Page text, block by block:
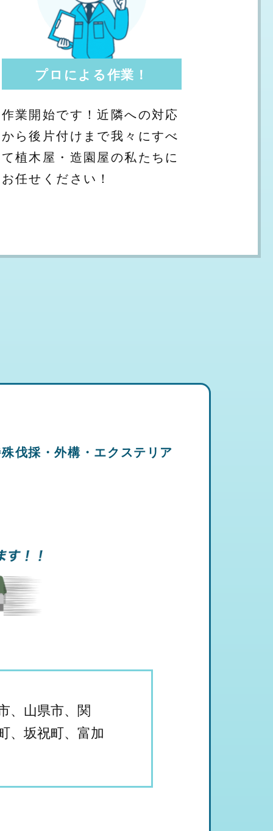
プロによる作業！
作業開始です！近隣への対応
から後片付けまで我々にすべ
て植木屋・造園屋の私たちに
お任せください！
伐採・外構・エクステリア
、山県市、関
、坂祝町、富加